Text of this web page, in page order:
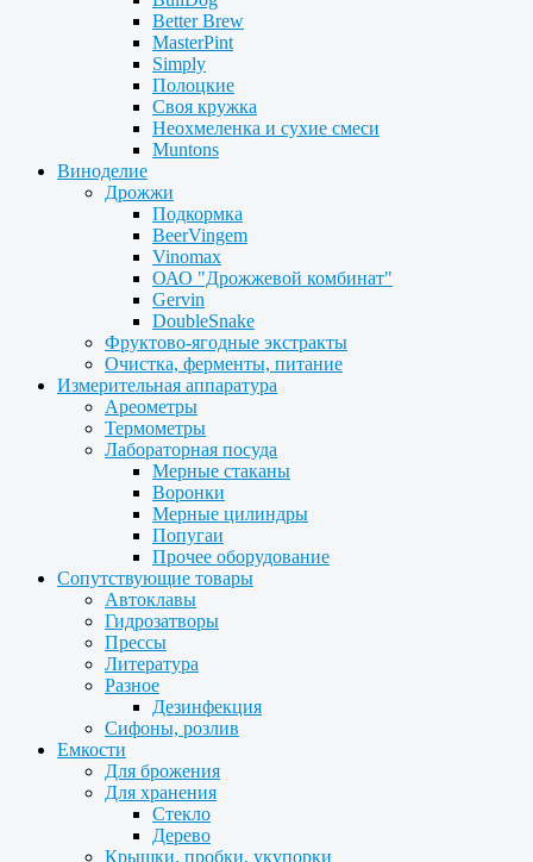
Better Brew
MasterPint
Simply
Полоцкие
Своя кружка
Неохмеленка и сухие смеси
Muntons
Виноделие
Дрожжи
Подкормка
BeerVingem
Vinomax
ОАО "Дрожжевой комбинат"
Gervin
DoubleSnake
Фруктово-ягодные экстракты
Очистка, ферменты, питание
Измерительная аппаратура
Ареометры
Термометры
Лабораторная посуда
Мерные стаканы
Воронки
Мерные цилиндры
Попугаи
Прочее оборудование
Сопутствующие товары
Автоклавы
Гидрозатворы
Прессы
Литература
Разное
Дезинфекция
Сифоны, розлив
Емкости
Для брожения
Для хранения
Стекло
Дерево
Крышки, пробки, укупорки